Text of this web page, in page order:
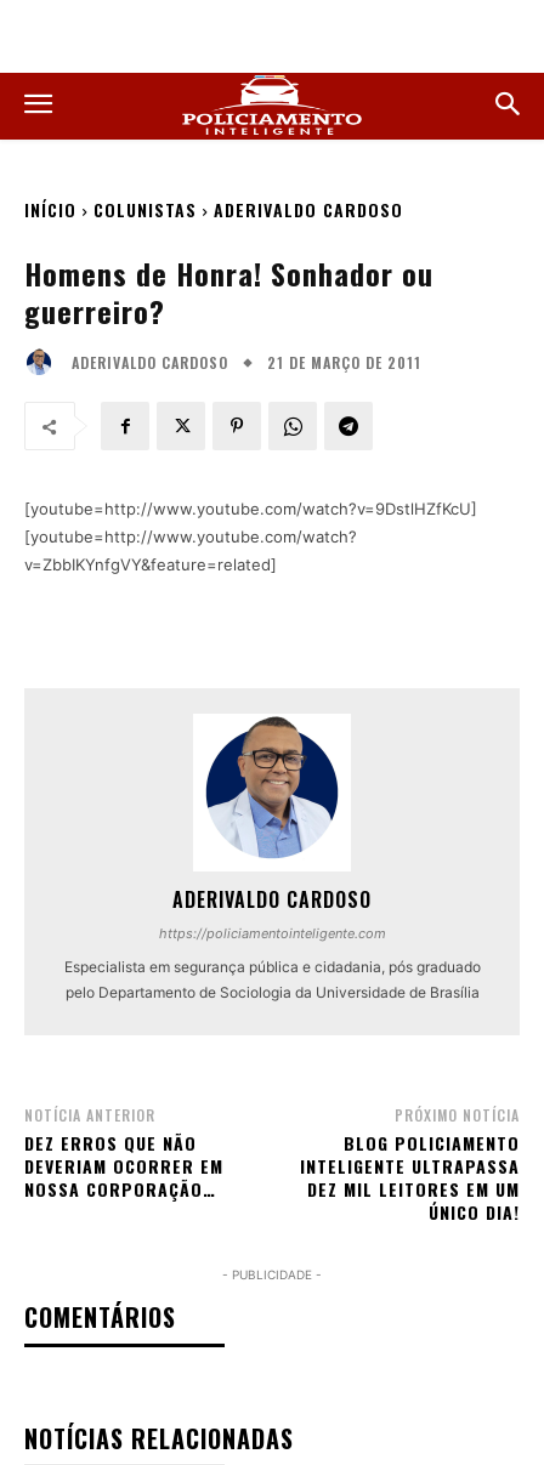
INÍCIO COLUNISTAS ADERIVALDO CARDOSO
Homens de Honra! Sonhador ou
guerreiro?
ADERIVALDO CARDOSO 21 DE MARÇO DE 2011
[youtube=http://www.youtube.com/watch?v=9DstlHZfKcU]
[youtube=http://www.youtube.com/watch?
v=ZbbIKYnfgVY&feature=related]
ADERIVALDO CARDOSO
https://policiamentointeligente.com
Especialista em segurança pública e cidadania, pós graduado
pelo Departamento de Sociologia da Universidade de Brasília
NOTÍCIA ANTERIOR
DEZ ERROS QUE NÃO
DEVERIAM OCORRER EM
NOSSA CORPORAÇÃO…
PRÓXIMO NOTÍCIA
BLOG POLICIAMENTO
INTELIGENTE ULTRAPASSA
DEZ MIL LEITORES EM UM
ÚNICO DIA!
- PUBLICIDADE -
COMENTÁRIOS
NOTÍCIAS RELACIONADAS